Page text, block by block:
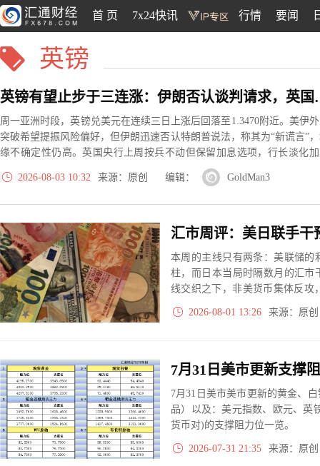
首 页 7x24快讯 行情 要闻
英镑
英镑有望止步
周一亚洲时段，英镑兑美元在连续三日上涨后回落至1.3470附近。美伊
突破希望提振风险偏好，但伊朗迅速否认特朗普说法，称其为“新谎言”
缘不确定性仍高。英国央行上周按兵不动但保留加息选项，行长淡化
2026-08-03 10:32
来源：原创 编辑： GoldMan3
本周的主线只有两条：美联储的
柱，而日本当局时隔数月的汇市
线交织之下，非美货币集体反攻
元兑日元单周暴跌3.6%，成为
2026-08-01 13:26 来源：原
7月31日美市美市更新的黄金、
品）以及：美元指数、欧元、英
货币对)的支撑阻力位一览。
2026-07-31 21:35 来源：原